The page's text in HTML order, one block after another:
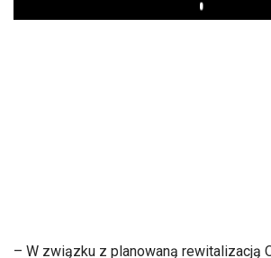
Play
– W związku z planowaną rewitalizacją